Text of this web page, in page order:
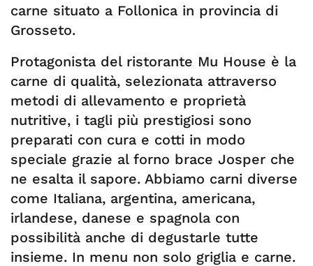
carne situato a Follonica in provincia di
Grosseto.
Protagonista del ristorante Mu House è la
carne di qualità, selezionata attraverso
metodi di allevamento e proprietà
nutritive, i tagli più prestigiosi sono
preparati con cura e cotti in modo
speciale grazie al forno brace Josper che
ne esalta il sapore. Abbiamo carni diverse
come Italiana, argentina, americana,
irlandese, danese e spagnola con
possibilità anche di degustarle tutte
insieme. In menu non solo griglia e carne.